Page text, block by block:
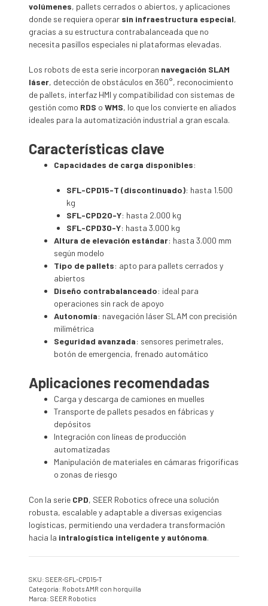
volúmenes, pallets cerrados o abiertos, y aplicaciones
donde se requiera operar sin infraestructura especial,
gracias a su estructura contrabalanceada que no
necesita pasillos especiales ni plataformas elevadas.
Los robots de esta serie incorporan navegación SLAM
láser, detección de obstáculos en 360°, reconocimiento
de pallets, interfaz HMI y compatibilidad con sistemas de
gestión como RDS o WMS, lo que los convierte en aliados
ideales para la automatización industrial a gran escala.
Características clave
Capacidades de carga disponibles:
SFL-CPD15-T (discontinuado): hasta 1.500
kg
SFL-CPD20-Y: hasta 2.000 kg
SFL-CPD30-Y: hasta 3.000 kg
Altura de elevación estándar: hasta 3.000 mm
según modelo
Tipo de pallets: apto para pallets cerrados y
abiertos
Diseño contrabalanceado: ideal para
operaciones sin rack de apoyo
Autonomía: navegación láser SLAM con precisión
milimétrica
Seguridad avanzada: sensores perimetrales,
botón de emergencia, frenado automático
Aplicaciones recomendadas
Carga y descarga de camiones en muelles
Transporte de pallets pesados en fábricas y
depósitos
Integración con líneas de producción
automatizadas
Manipulación de materiales en cámaras frigoríficas
o zonas de riesgo
Con la serie CPD, SEER Robotics ofrece una solución
robusta, escalable y adaptable a diversas exigencias
logísticas, permitiendo una verdadera transformación
hacia la intralogística inteligente y autónoma.
SKU: SEER-SFL-CPD15-T
Categoría: Robots AMR con horquilla
Marca: SEER Robotics